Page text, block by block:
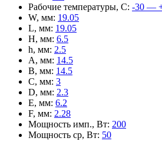
Рабочие температуры, С: -30 —
W, мм: 19.05
L, мм: 19.05
H, мм: 6.5
h, мм: 2.5
A, мм: 14.5
B, мм: 14.5
C, мм: 3
D, мм: 2.3
E, мм: 6.2
F, мм: 2.28
Мощность имп., Вт: 200
Мощность ср, Вт: 50